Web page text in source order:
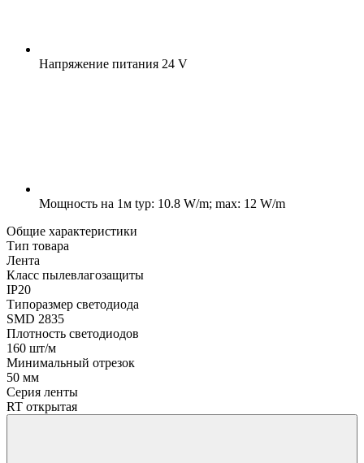
Напряжение питания 24 V
Мощность на 1м typ: 10.8 W/m; max: 12 W/m
Общие характеристики
Тип товара
Лента
Класс пылевлагозащиты
IP20
Типоразмер светодиода
SMD 2835
Плотность светодиодов
160 шт/м
Минимальный отрезок
50 мм
Серия ленты
RT открытая